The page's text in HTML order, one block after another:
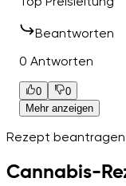
Beantworten
0 Antworten
0
0
Mehr anzeigen
Rezept beantragen
Cannabis-